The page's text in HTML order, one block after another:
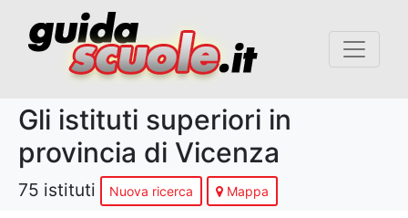
Gli istituti superiori in
provincia di Vicenza
75 istituti Nuova ricerca Mappa